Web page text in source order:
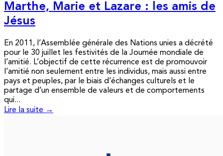
Marthe, Marie et Lazare : les amis de
Jésus
En 2011, l’Assemblée générale des Nations unies a décrété
pour le 30 juillet les festivités de la Journée mondiale de
l’amitié. L’objectif de cette récurrence est de promouvoir
l’amitié non seulement entre les individus, mais aussi entre
pays et peuples, par le biais d’échanges culturels et le
partage d’un ensemble de valeurs et de comportements
qui...
Lire la suite →